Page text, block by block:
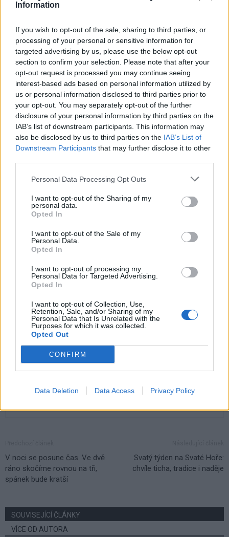
Information
If you wish to opt-out of the sale, sharing to third parties, or
processing of your personal or sensitive information for
targeted advertising by us, please use the below opt-out
section to confirm your selection. Please note that after your
opt-out request is processed you may continue seeing
interest-based ads based on personal information utilized by
us or personal information disclosed to third parties prior to
your opt-out. You may separately opt-out of the further
disclosure of your personal information by third parties on the
IAB’s list of downstream participants. This information may
also be disclosed by us to third parties on the IAB’s List of
Downstream Participants that may further disclose it to other
Personal Data Processing Opt Outs
I want to opt-out of the Sharing of my
personal data.
Opted In
I want to opt-out of the Sale of my
Personal Data.
Opted In
I want to opt-out of processing my
Personal Data for Targeted Advertising.
Opted In
I want to opt-out of Collection, Use,
Retention, Sale, and/or Sharing of my
Personal Data that Is Unrelated with the
Purposes for which it was collected.
Opted Out
CONFIRM
Data Deletion Data Access Privacy Policy
Na závěr se vrátím k absenci starosty Konvalinky. Jednání řídil
znatelně klidnější než jindy. I v březnu jsme diskutovali, o něco se
přeli, různě hlasovali, ale bez napětí. Jan Konvalinka se dříve
vyjádřil, že příbramská opozice je toxická. To není pravda.
Opozice jen občas měla problémy s nápady a metodami, které
pan Konvalinka v Příbrami praktikoval. Měla problém s jeho
neprofesionalitou a návrhy, které nebyly v zájmu města a mohli
jsme se jen dohadovat, v čím zájmu jsou. Opozice má trvale
problémy s řadou mediálně naslibovaných investičních akcí,
které ale určitě v dohledné době neuvidíme a možná že nikdy. My
nevíme, jaké jsou důvody toho, že pan Konvalinka dodatečně
oznámil, že na podzim již nebude nikde kandidovat. Určitě mu
nepřejeme nic osobního špatného, naopak. Pro město to ale bude
vyšší kvalitu.
Václav Dvořák,
zastupitel za Spojence
Komentáře
byty Příbram starosta Václav Dvořák
zastupitelstvo
V noci se posune čas. Ve dvě
ráno skočíme rovnou na tři,
spánek bude kratší
Svatý týden na Svaté Hoře:
chvíle ticha, tradice i naděje
SOUVISEJÍCÍ ČLÁNKY
VÍCE OD AUTORA